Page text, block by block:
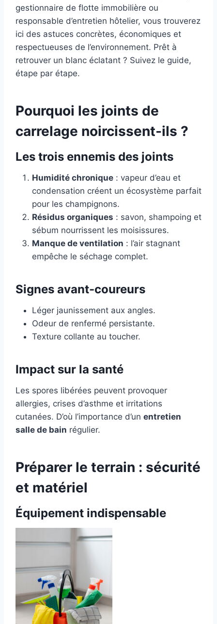
gestionnaire de flotte immobilière ou
responsable d’entretien hôtelier, vous trouverez
ici des astuces concrètes, économiques et
respectueuses de l’environnement. Prêt à
retrouver un blanc éclatant ? Suivez le guide,
étape par étape.
Pourquoi les joints de
carrelage noircissent-ils ?
Les trois ennemis des joints
Humidité chronique : vapeur d’eau et
condensation créent un écosystème parfait
pour les champignons.
Résidus organiques : savon, shampoing et
sébum nourrissent les moisissures.
Manque de ventilation : l’air stagnant
empêche le séchage complet.
Signes avant-coureurs
Léger jaunissement aux angles.
Odeur de renfermé persistante.
Texture collante au toucher.
Impact sur la santé
Les spores libérées peuvent provoquer
allergies, crises d’asthme et irritations
cutanées. D’où l’importance d’un entretien
salle de bain régulier.
Préparer le terrain : sécurité
et matériel
Équipement indispensable